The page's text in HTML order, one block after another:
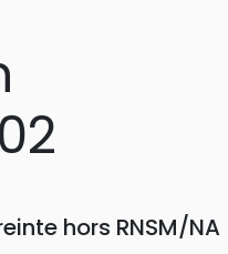
hors RNSM/NA